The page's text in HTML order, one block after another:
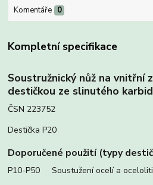
Komentáře 0
Kompletní specifikace
Soustružnický nůž na vnitřní
destičkou ze slinutého
ČSN 223752
Destička P20
Doporučené použití (typy
P10-P50 Soustužení ocelí a